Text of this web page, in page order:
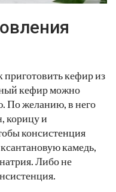
приготовить кефир из
кефир можно
По желанию, в него
корицу и
консистенция
камедь,
Либо не